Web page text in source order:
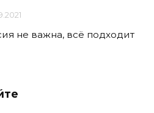
не важна, всё подходит